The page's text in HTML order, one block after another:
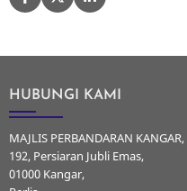
HUBUNGI KAMI
MAJLIS PERBANDARAN KANGAR,
192, Persiaran Jubli Emas,
01000 Kangar,